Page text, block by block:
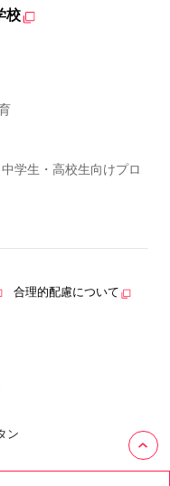
校
学生・高校生向けプロ
合理的配慮について
ン